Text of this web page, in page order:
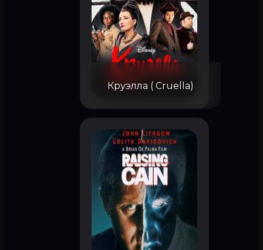
Круэлла ( Cruella)